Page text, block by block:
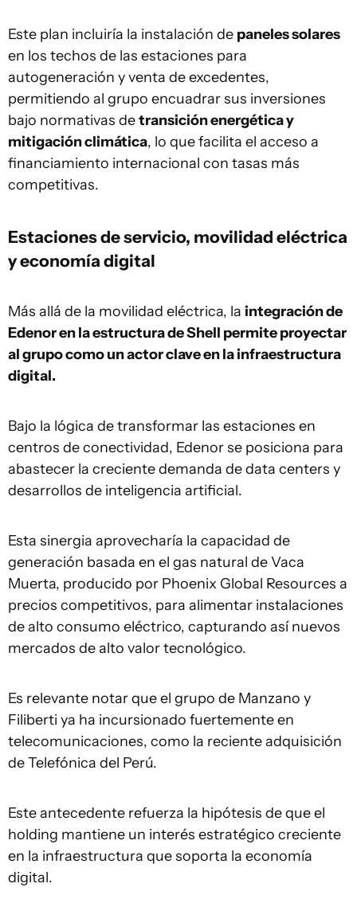
Este plan incluiría la instalación de paneles solares
en los techos de las estaciones para
autogeneración y venta de excedentes,
permitiendo al grupo encuadrar sus inversiones
bajo normativas detransición energética y
mitigación climática, lo que facilita el acceso a
financiamiento internacional con tasas más
competitivas.
Estaciones de servicio, movilidad eléctrica
y economía digital
Más allá de la movilidad eléctrica, la integración de
Edenor en la estructura de Shell permite proyectar
al grupo como un actor clave en la infraestructura
digital.
Bajo la lógica de transformar las estaciones en
centros de conectividad, Edenor se posiciona para
abastecer la creciente demanda de data centers y
desarrollos de inteligencia artificial.
Esta sinergia aprovecharía la capacidad de
generación basada en el gas natural de Vaca
Muerta, producido por Phoenix Global Resources a
precios competitivos, para alimentar instalaciones
de alto consumo eléctrico, capturando así nuevos
mercados de alto valor tecnológico.
Es relevante notar que el grupo de Manzano y
Filiberti ya ha incursionado fuertemente en
telecomunicaciones, como la reciente adquisición
de Telefónica del Perú.
Este antecedente refuerza la hipótesis de que el
holding mantiene un interés estratégico creciente
en la infraestructura que soporta la economía
digital.